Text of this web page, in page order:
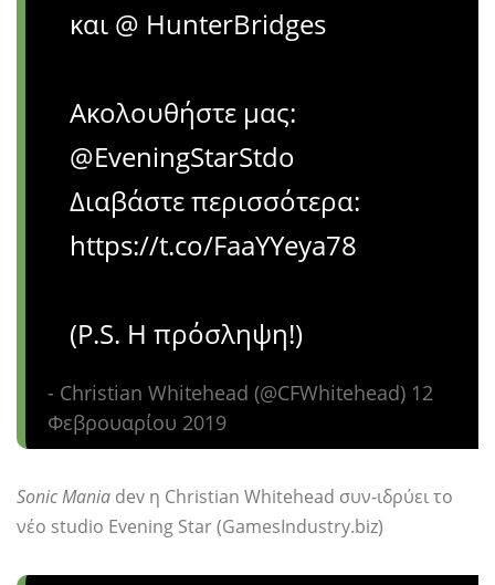
και @ HunterBridges
Ακολουθήστε μας:
@EveningStarStdo
Διαβάστε περισσότερα:
https://t.co/FaaYYeya78
(P.S. Η πρόσληψη!)
- Christian Whitehead (@CFWhitehead) 12
Φεβρουαρίου 2019
Sonic Mania dev η Christian Whitehead συν-ιδρύει το
νέο studio Evening Star (GamesIndustry.biz)